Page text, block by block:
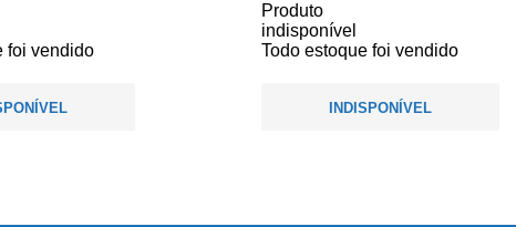
foi vendido
Produto
indisponível
Todo estoque foi vendido
INDISPONÍVEL